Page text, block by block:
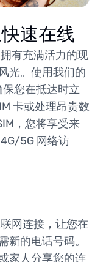
速在线
有充满活力的现
光。使用我们的
您在抵达时立
卡或处理昂贵数
，您将享受来
5G 网络访
网连接，让您在
新的电话号码。
家人分享您的连